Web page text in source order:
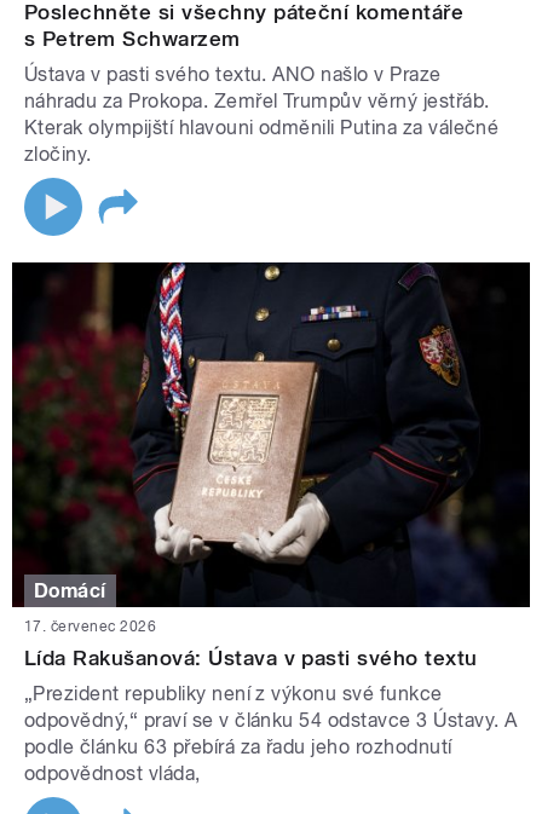
Poslechněte si všechny páteční komentáře
s Petrem Schwarzem
Ústava v pasti svého textu. ANO našlo v Praze
náhradu za Prokopa. Zemřel Trumpův věrný jestřáb.
Kterak olympijští hlavouni odměnili Putina za válečné
zločiny.
Domácí
17. červenec 2026
Lída Rakušanová: Ústava v pasti svého textu
„Prezident republiky není z výkonu své funkce
odpovědný,“ praví se v článku 54 odstavce 3 Ústavy. A
podle článku 63 přebírá za řadu jeho rozhodnutí
odpovědnost vláda,